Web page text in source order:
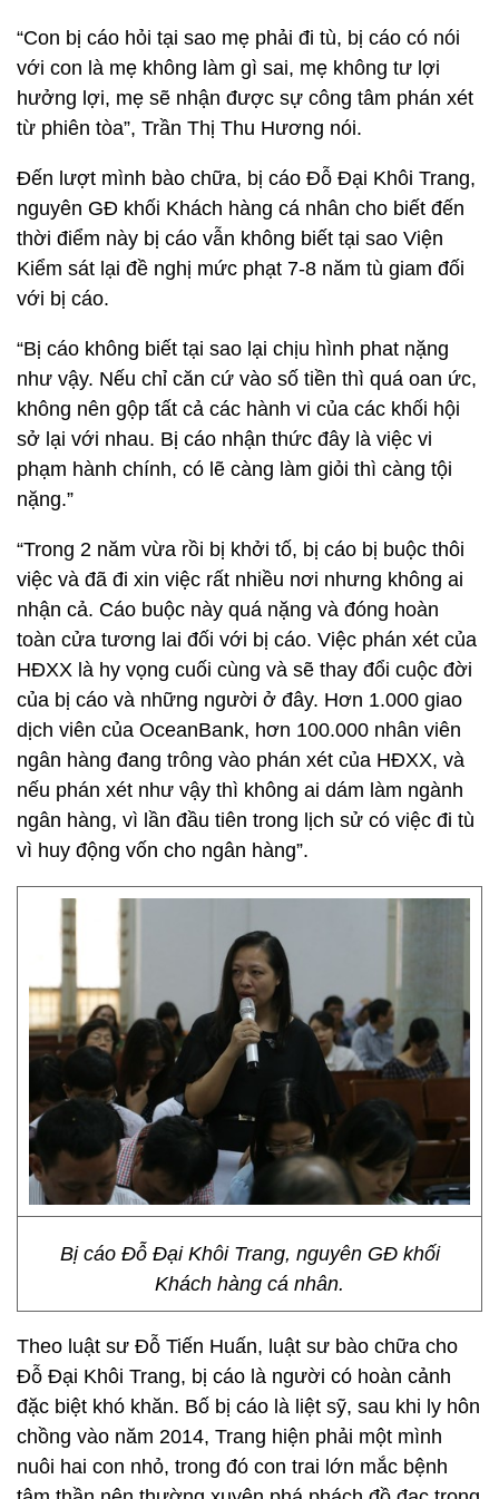
“Con bị cáo hỏi tại sao mẹ phải đi tù, bị cáo có nói
với con là mẹ không làm gì sai, mẹ không tư lợi
hưởng lợi, mẹ sẽ nhận được sự công tâm phán xét
từ phiên tòa”, Trần Thị Thu Hương nói.
Đến lượt mình bào chữa, bị cáo Đỗ Đại Khôi Trang,
nguyên GĐ khối Khách hàng cá nhân cho biết đến
thời điểm này bị cáo vẫn không biết tại sao Viện
Kiểm sát lại đề nghị mức phạt 7-8 năm tù giam đối
với bị cáo.
“Bị cáo không biết tại sao lại chịu hình phat nặng
như vậy. Nếu chỉ căn cứ vào số tiền thì quá oan ức,
không nên gộp tất cả các hành vi của các khối hội
sở lại với nhau. Bị cáo nhận thức đây là việc vi
phạm hành chính, có lẽ càng làm giỏi thì càng tội
nặng.”
“Trong 2 năm vừa rồi bị khởi tố, bị cáo bị buộc thôi
việc và đã đi xin việc rất nhiều nơi nhưng không ai
nhận cả. Cáo buộc này quá nặng và đóng hoàn
toàn cửa tương lai đối với bị cáo. Việc phán xét của
HĐXX là hy vọng cuối cùng và sẽ thay đổi cuộc đời
của bị cáo và những người ở đây. Hơn 1.000 giao
dịch viên của OceanBank, hơn 100.000 nhân viên
ngân hàng đang trông vào phán xét của HĐXX, và
nếu phán xét như vậy thì không ai dám làm ngành
ngân hàng, vì lần đầu tiên trong lịch sử có việc đi tù
vì huy động vốn cho ngân hàng”.
Bị cáo Đỗ Đại Khôi Trang, nguyên GĐ khối
Khách hàng cá nhân.
Theo luật sư Đỗ Tiến Huấn, luật sư bào chữa cho
Đỗ Đại Khôi Trang, bị cáo là người có hoàn cảnh
đặc biệt khó khăn. Bố bị cáo là liệt sỹ, sau khi ly hôn
chồng vào năm 2014, Trang hiện phải một mình
nuôi hai con nhỏ, trong đó con trai lớn mắc bệnh